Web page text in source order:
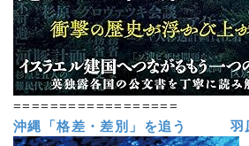
==================
沖縄「格差・差別」を追う 羽